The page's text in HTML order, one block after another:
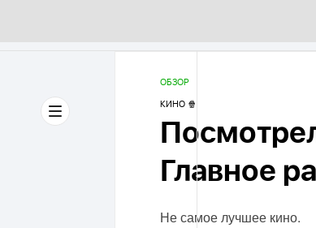
ОБЗОР
КИНО 🍿
Главное
Не самое лучшее кино.